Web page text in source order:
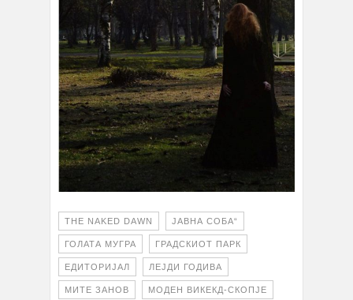
THE NAKED DAWN ЈАВНА СОБА“
ГОЛАТА МУГРА ГРАДСКИОТ ПАРК
ЕДИТОРИЈАЛ ЛЕЈДИ ГОДИВА
МИТЕ ЗАНОВ МОДЕН ВИКЕКД-СКОПЈЕ